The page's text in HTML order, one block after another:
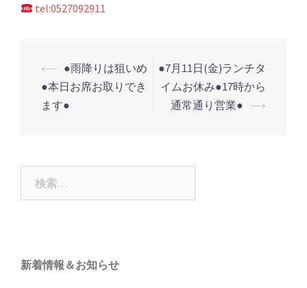
tel:0527092911
投
稿
ナ
ー
シ
⟵ ●雨降りは狙いめ
●本日お席お取りでき
ます●
●7月11日(金)ランチタ
イムお休み●17時から
通常通り営業● ⟶
新着情報＆お知らせ